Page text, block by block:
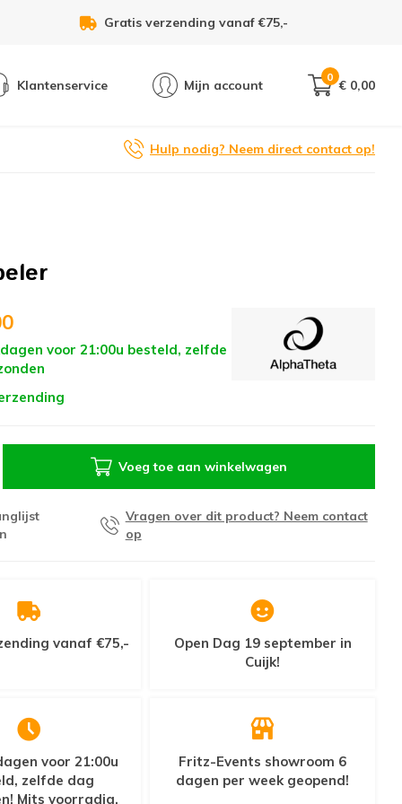
Voor 21:00u besteld, zelfde dag verzonden!
Klantenservice Mijn account
0
€ 0,00
Hulp nodig? Neem direct contact op!
voor 21:00u besteld, zelfde
Voeg toe aan winkelwagen
Vragen over dit product? Neem contact
op
vanaf €75,-
Open Dag 19 september in
Cuijk!
voor 21:00u
zelfde dag
Mits voorradig.
Fritz-Events showroom 6
dagen per week geopend!